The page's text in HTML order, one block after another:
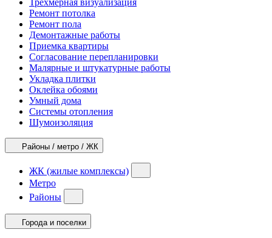
Трехмерная визуализация
Ремонт потолка
Ремонт пола
Демонтажные работы
Приемка квартиры
Согласование перепланировки
Малярные и штукатурные работы
Укладка плитки
Оклейка обоями
Умный дома
Системы отопления
Шумоизоляция
Районы / метро / ЖК
ЖК (жилые комплексы)
Метро
Районы
Города и поселки